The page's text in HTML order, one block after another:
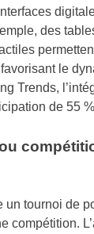
des
le
Trends,
de 55
un tournoi de
compétition.